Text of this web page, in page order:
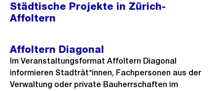
Städtische Projekte in Zürich-
Affoltern
Affoltern Diagonal
Im Veranstaltungsformat Affoltern Diagonal
informieren Stadträt*innen, Fachpersonen aus der
Verwaltung oder private Bauherrschaften im